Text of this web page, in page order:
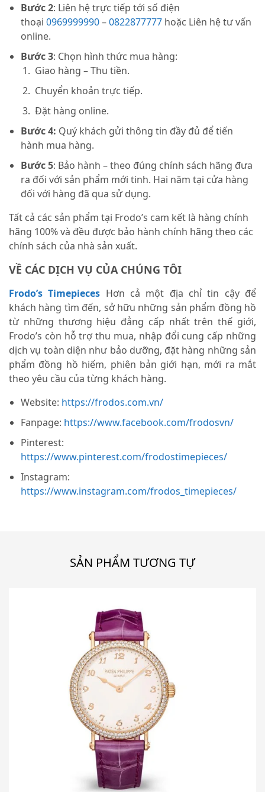
Bước 2: Liên hệ trực tiếp tới số điện
thoại 0969999990–0822877777 hoặc Liên hệ tư vấn
online.
Bước 3: Chọn hình thức mua hàng:
Giao hàng – Thu tiền.
Chuyển khoản trực tiếp.
Đặt hàng online.
Bước 4: Quý khách gửi thông tin đầy đủ để tiến
hành mua hàng.
Bước 5: Bảo hành – theo đúng chính sách hãng đưa
ra đối với sản phẩm mới tinh. Hai năm tại cửa hàng
đối với hàng đã qua sử dụng.
Tất cả các sản phẩm tại Frodo’s cam kết là hàng chính
hãng 100% và đều được bảo hành chính hãng theo các
chính sách của nhà sản xuất.
VỀ CÁC DỊCH VỤ CỦA CHÚNG TÔI
Frodo’s Timepieces Hơn cả một địa chỉ tin cậy để
khách hàng tìm đến, sở hữu những sản phẩm đồng hồ
từ những thương hiệu đẳng cấp nhất trên thế giới,
Frodo’s còn hỗ trợ thu mua, nhập đổi cung cấp những
dịch vụ toàn diện như bảo dưỡng, đặt hàng những sản
phẩm đồng hồ hiếm, phiên bản giới hạn, mới ra mắt
theo yêu cầu của từng khách hàng.
Website: https://frodos.com.vn/
Fanpage: https://www.facebook.com/frodosvn/
Pinterest:
https://www.pinterest.com/frodostimepieces/
Instagram:
https://www.instagram.com/frodos_timepieces/
SẢN PHẨM TƯƠNG TỰ